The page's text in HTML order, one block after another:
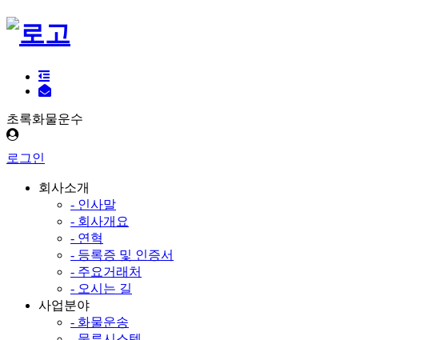
초록화물운수
로그인
회사소개
- 인사말
- 회사개요
- 연혁
- 등록증 및 인증서
- 주요거래처
- 오시는 길
사업분야
- 화물운송